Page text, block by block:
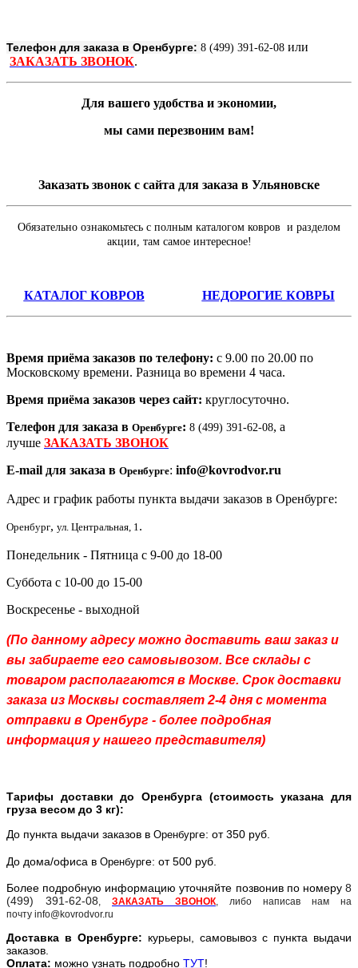
Телефон для заказа в Оренбурге: 8 (499) 391-62-08 или
ЗАКАЗАТЬ ЗВОНОК.
Для вашего удобства и экономии,
мы сами перезвоним вам!
Заказать звонок с сайта для заказа в Ульяновске
Обязательно ознакомьтесь с полным каталогом ковров и разделом
акции, там самое интересное!
КАТАЛОГ КОВРОВ НЕДОРОГИЕ КОВРЫ
Время приёма заказов по телефону: с 9.00 по 20.00 по
Московскому времени. Разница во времени 4 часа.
Время приёма заказов через сайт: круглосуточно.
Телефон для заказа в Оренбурге: 8 (499) 391-62-08, а
лучше ЗАКАЗАТЬ ЗВОНОК
E-mail для заказа в Оренбурге: info@kovrodvor.ru
Адрес и график работы пункта выдачи заказов в Оренбурге:
Оренбург, ул. Центральная, 1 .
Понедельник - Пятница с 9-00 до 18-00
Суббота с 10-00 до 15-00
Воскресенье - выходной
(По данному адресу можно доставить ваш заказ и
вы забираете его самовывозом. Все склады с
товаром располагаются в Москве. Срок доставки
заказа из Москвы составляет 2-4 дня с момента
отправки в Оренбург - более подробная
информация у нашего представителя)
Тарифы доставки до Оренбурга (стоимость указана для
груза весом до 3 кг):
До пункта выдачи заказов в Оренбурге: от 350 руб.
До дома/офиса в Оренбурге: от 500 руб.
Более подробную информацию уточняйте позвонив по номеру 8
(499) 391-62-08, ЗАКАЗАТЬ ЗВОНОК, либо написав нам на
почту info@kovrodvor.ru
Доставка в Оренбурге: курьеры, самовывоз с пункта выдачи
заказов.
Оплата: можно узнать подробно ТУТ!